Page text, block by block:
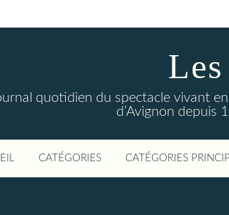
quotidien du spectacle vivant
d’Avignon depuis
CATÉGORIES CATÉGORIES